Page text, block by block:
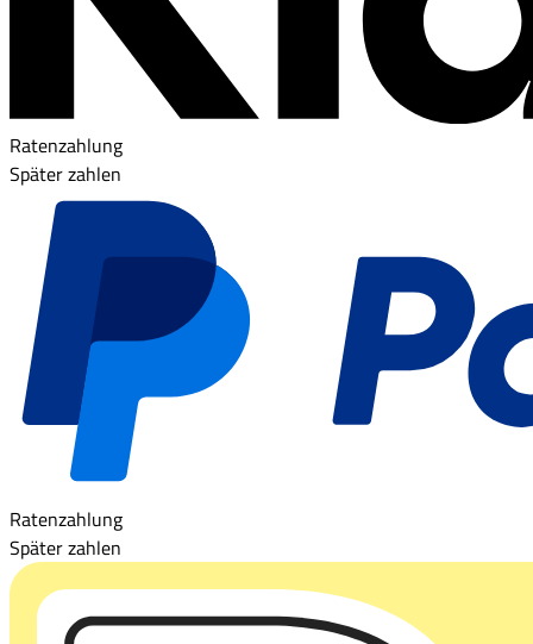
Ratenzahlung
Später zahlen
Ratenzahlung
Später zahlen